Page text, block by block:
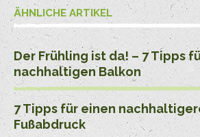
ÄHNLICHE ARTIKEL
Der Frühling ist da! – 7 Tipps
nachhaltigen Balkon
7 Tipps für einen
Fußabdruck